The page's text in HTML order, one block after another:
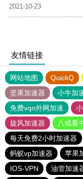
2021-10-23
友情链接
网站地图 QuickQ
坚果加速器
小牛加
免费vqn外网加速
旋风加速器
八戒看
每天免费2小时加速器
蚂蚁vp加速器
苹果
IOS-VPN
油管加速